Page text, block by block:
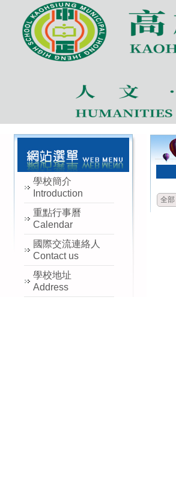
學校簡介
Introduction
重點行事曆
Calendar
國際交流連絡人
Contact us
學校地址
Address
全部